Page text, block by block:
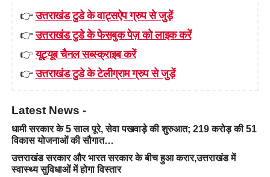
👉उत्तराखंड टुडे के वाट्सऐप ग्रुप से जुड़ें
👉उत्तराखंड टुडे के फेसबुक पेज़ को लाइक करें
👉यूट्यूब चैनल सब्स्क्राइब करें
👉उत्तराखंड टुडे के टेलीग्राम ग्रुप से जुड़ें
Latest News -
धामी सरकार के 5 साल पूरे, सेवा पखवाड़े की शुरुआत; 219 करोड़ की 51
विकास योजनाओं की सौगात…
उत्तराखंड सरकार और भारत सरकार के बीच हुआ करार,उत्तराखंड में
स्वास्थ्य सुविधाओं में होगा विस्तार